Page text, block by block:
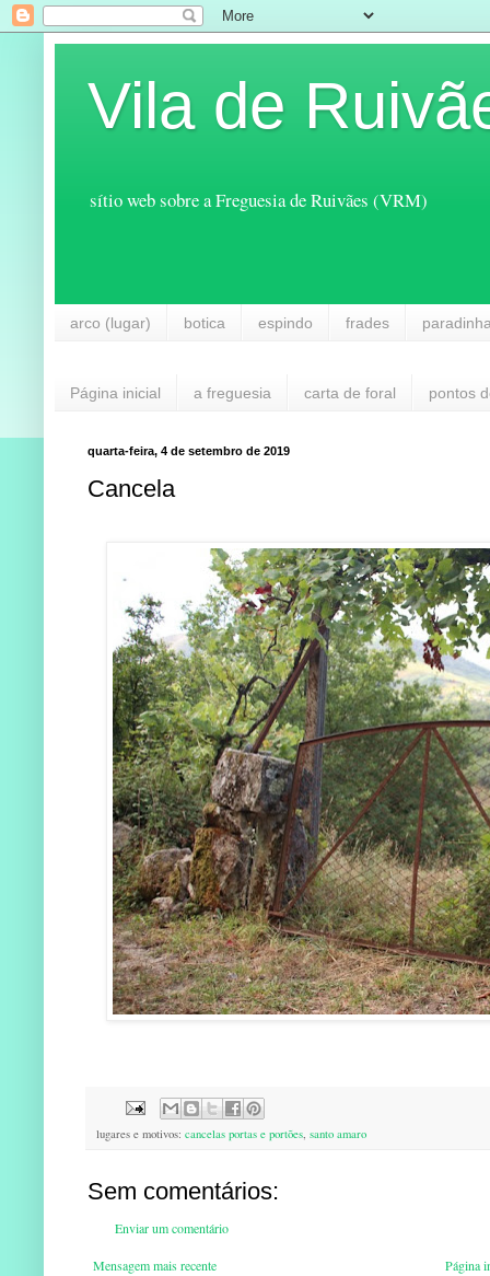
Vila de
sítio web sobre a Freguesia de Ruivães (VRM)
arco (lugar) botica espindo frades
Página inicial a freguesia carta de foral pontos
quarta-feira, 4 de setembro de 2019
Cancela
lugares e motivos: cancelas portas e portões, santo amaro
Sem comentários:
Enviar um comentário
Mensagem mais recente
Página